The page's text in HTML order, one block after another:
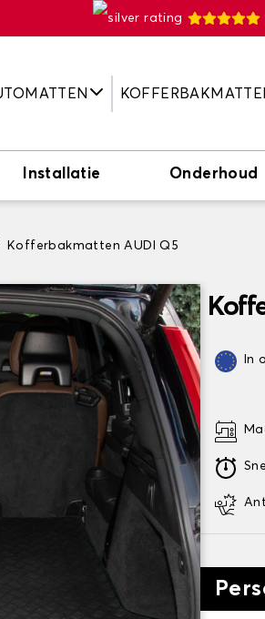
Installatie Onderhoud
Kofferbakmatten AUDI Q5
In